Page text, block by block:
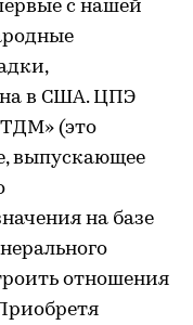
с нашей
в США. ЦПЭ
(это
выпускающее
на базе
отношения